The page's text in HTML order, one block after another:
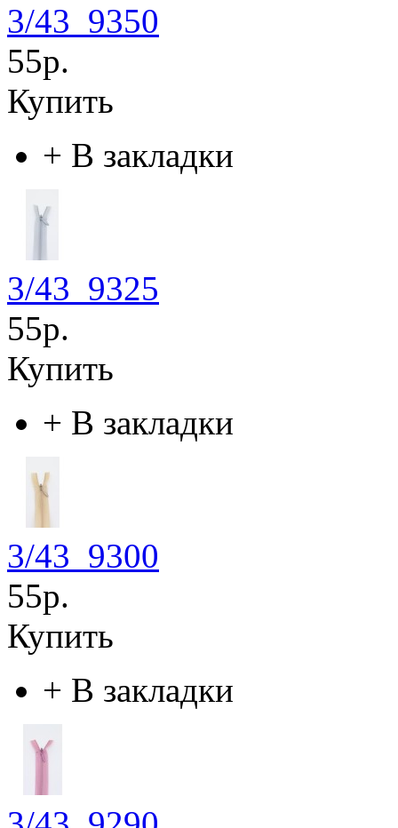
3/43_9350
55р.
Купить
+ В закладки
3/43_9325
55р.
Купить
+ В закладки
3/43_9300
55р.
Купить
+ В закладки